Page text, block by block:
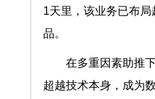
1天里，该业务已布
品。
在多重因素助推
超越技术本身，成为